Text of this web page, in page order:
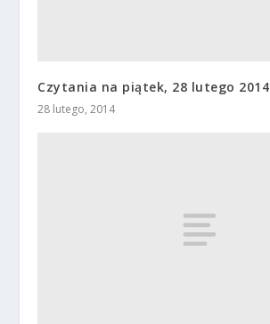
Czytania na piątek, 28 lutego 2014
28 lutego, 2014